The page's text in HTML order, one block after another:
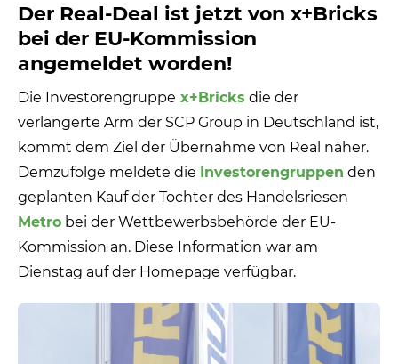
Der Real-Deal ist jetzt von x+Bricks
bei der EU-Kommission
angemeldet worden!
Die Investorengruppe x+Bricks die der
verlängerte Arm der SCP Group in Deutschland ist,
kommt dem Ziel der Übernahme von Real näher.
Demzufolge meldete die Investorengruppen den
geplanten Kauf der Tochter des Handelsriesen
Metro bei der Wettbewerbsbehörde der EU-
Kommission an. Diese Information war am
Dienstag auf der Homepage verfügbar.